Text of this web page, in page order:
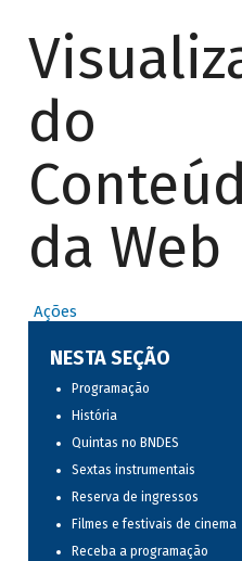
do
da Web
Ações
NESTA SEÇÃO
Programação
História
Quintas no BNDES
Sextas instrumentais
Reserva de ingressos
Filmes e festivais de cinema
Receba a programação